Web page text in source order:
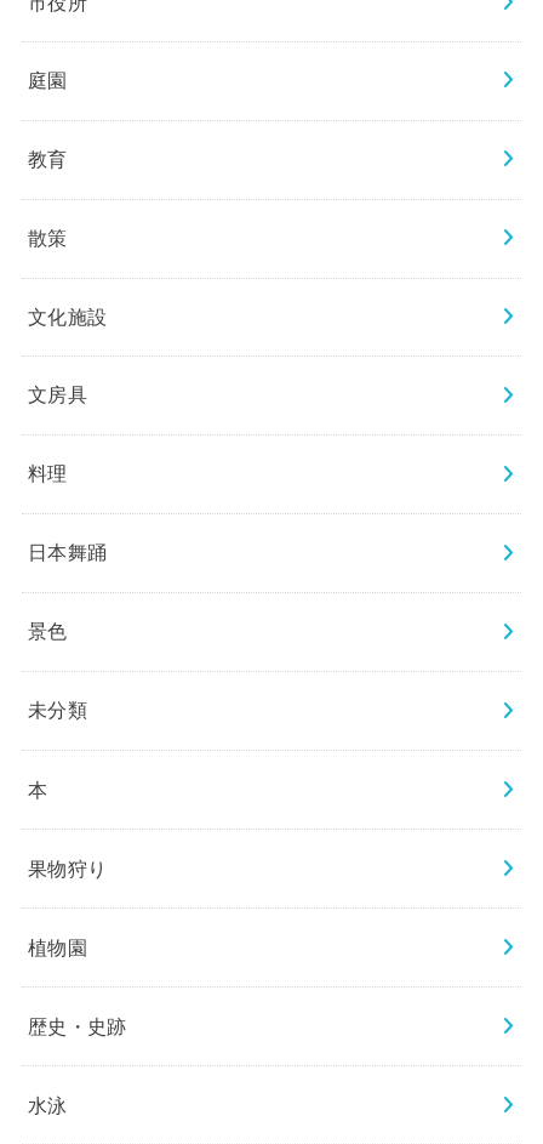
庭園
教育
散策
文化施設
文房具
料理
日本舞踊
景色
未分類
本
果物狩り
植物園
歴史・史跡
水泳